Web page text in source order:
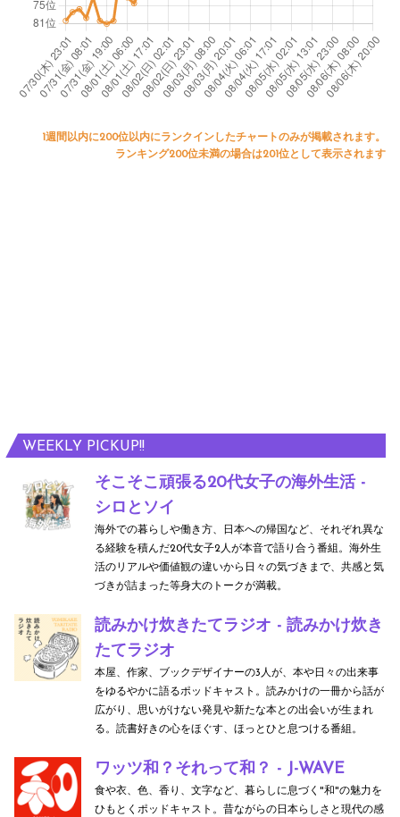
WEEKLY PICKUP!!
そこそこ頑張る20代女子の海外生活 -
シロとソイ
海外での暮らしや働き方、日本への帰国など、それぞれ異な
る経験を積んだ20代女子2人が本音で語り合う番組。海外生
活のリアルや価値観の違いから日々の気づきまで、共感と気
づきが詰まった等身大のトークが満載。
読みかけ炊きたてラジオ - 読みかけ炊き
たてラジオ
本屋、作家、ブックデザイナーの3人が、本や日々の出来事
をゆるやかに語るポッドキャスト。読みかけの一冊から話が
広がり、思いがけない発見や新たな本との出会いが生まれ
る。読書好きの心をほぐす、ほっとひと息つける番組。
ワッツ和？それって和？ - J-WAVE
食や衣、色、香り、文字など、暮らしに息づく"和"の魅力を
ひもとくポッドキャスト。昔ながらの日本らしさと現代の感
1週間以内に200位以内にランクインしたチャートのみが掲載されます。
ランキング200位未満の場合は201位として表示されます